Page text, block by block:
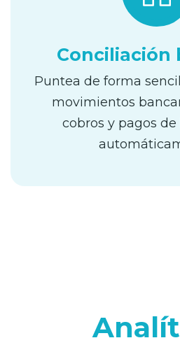
Conciliación
Puntea de forma
movimientos
cobros y pagos